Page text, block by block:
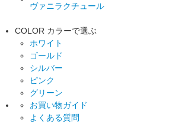
ヴァニラクチュール
COLOR カラーで選ぶ
ホワイト
ゴールド
シルバー
ピンク
グリーン
お買い物ガイド
よくある質問